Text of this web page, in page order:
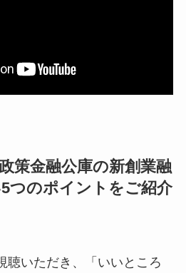
策金融公庫の新創業融
つのポイントをご紹介
聴いただき、「いいところ